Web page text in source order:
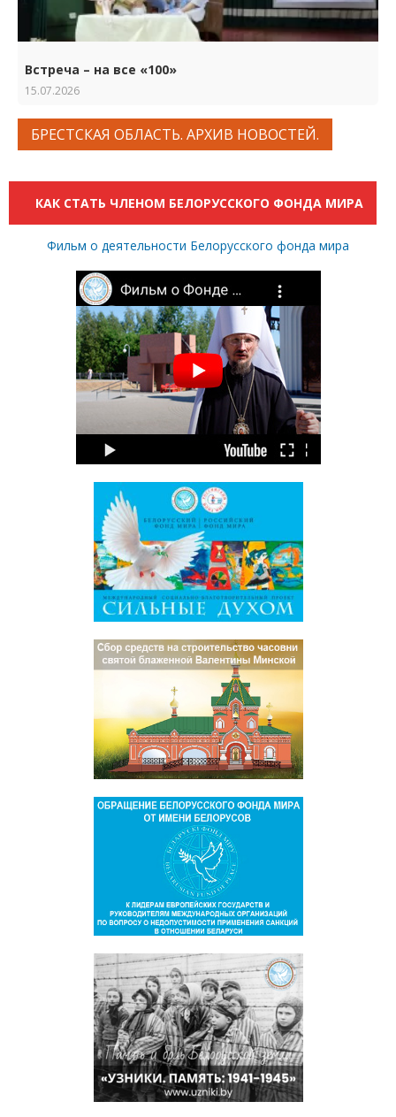
Встреча – на все «100»
15.07.2026
БРЕСТСКАЯ ОБЛАСТЬ. АРХИВ НОВОСТЕЙ.
КАК СТАТЬ ЧЛЕНОМ БЕЛОРУССКОГО ФОНДА МИРА
Фильм о деятельности Белорусского фонда мира